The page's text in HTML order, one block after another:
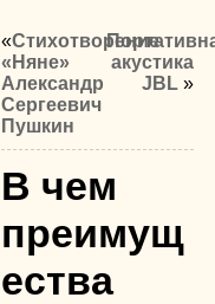
«Стихотворение
«Няне»
Александр
Сергеевич
Пушкин
акустика
JBL »
В чем
преимущ
ества